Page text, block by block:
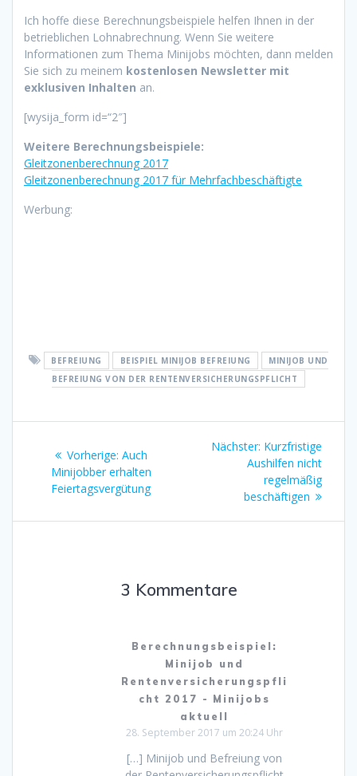
Ich hoffe diese Berechnungsbeispiele helfen Ihnen in der
betrieblichen Lohnabrechnung. Wenn Sie weitere
Informationen zum Thema Minijobs möchten, dann melden
Sie sich zu meinem kostenlosen Newsletter mit
exklusiven Inhalten an.
[wysija_form id=“2″]
Weitere Berechnungsbeispiele:
Gleitzonenberechnung 2017
Gleitzonenberechnung 2017 für Mehrfachbeschäftigte
Werbung:
BEFREIUNG BEISPIEL MINIJOB BEFREIUNG
MINIJOB UND
BEFREIUNG VON DER RENTENVERSICHERUNGSPFLICHT
Beitragsnavigation
Vorherige: Vorheriger
Beitrag:
Auch
Minijobber erhalten
Feiertagsvergütung
Nächster: Nächster
Beitrag:
Kurzfristige
Aushilfen nicht
regelmäßig
beschäftigen
3 Kommentare
Berechnungsbeispiel:
Minijob und
Rentenversicherungspfli
cht 2017 - Minijobs
aktuell
28. September 2017 um 20:24 Uhr
[…] Minijob und Befreiung von